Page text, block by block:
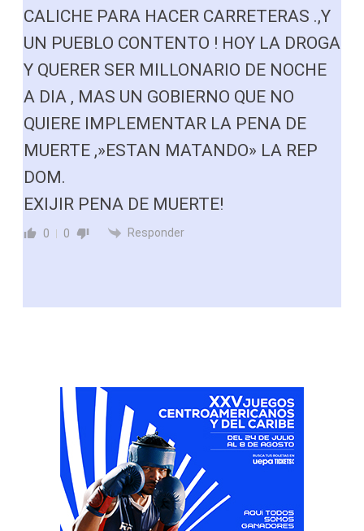
CALICHE PARA HACER CARRETERAS .,Y
UN PUEBLO CONTENTO ! HOY LA DROGA
Y QUERER SER MILLONARIO DE NOCHE
A DIA , MAS UN GOBIERNO QUE NO
QUIERE IMPLEMENTAR LA PENA DE
MUERTE ,»ESTAN MATANDO» LA REP
DOM.
EXIJIR PENA DE MUERTE!
0 0 Responder